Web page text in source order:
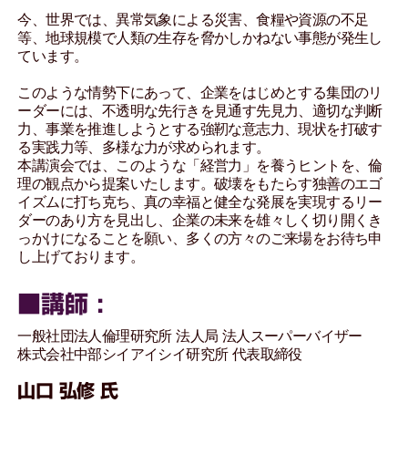
今、世界では、異常気象による災害、食糧や資源の不足
等、地球規模で人類の生存を脅かしかねない事態が発生し
ています。
このような情勢下にあって、企業をはじめとする集団のリ
ーダーには、不透明な先行きを見通す先見力、適切な判断
力、事業を推進しようとする強靭な意志力、現状を打破す
る実践力等、多様な力が求められます。
本講演会では、このような「経営力」を養うヒントを、倫
理の観点から提案いたします。破壊をもたらす独善のエゴ
イズムに打ち克ち、真の幸福と健全な発展を実現するリー
ダーのあり方を見出し、企業の未来を雄々しく切り開くき
っかけになることを願い、多くの方々のご来場をお待ち申
し上げております。
■講師 :
一般社団法人倫理研究所 法人局 法人スーパーバイザー
株式会社中部シイアイシイ研究所 代表取締役
山口 弘修 氏